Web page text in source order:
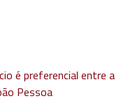
é preferencial entre a
Pessoa